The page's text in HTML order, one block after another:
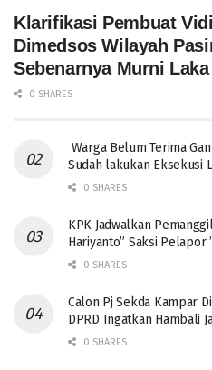
Klarifikasi Pembuat
Dimedsos Wilayah
Sebenarnya Murni
0 SHARES
Warga Belum Terima
Sudah lakukan Eksekusi
0 SHARES
KPK Jadwalkan
Hariyanto” Saksi Pelapor
0 SHARES
Calon Pj Sekda Kampar
DPRD Ingatkan Hambali
0 SHARES